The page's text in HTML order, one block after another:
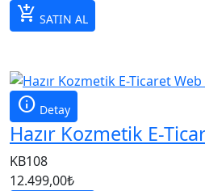
add_shopping_cart SATIN AL
info Detay
Hazır Kozmetik E-
KB108
12.499,00₺